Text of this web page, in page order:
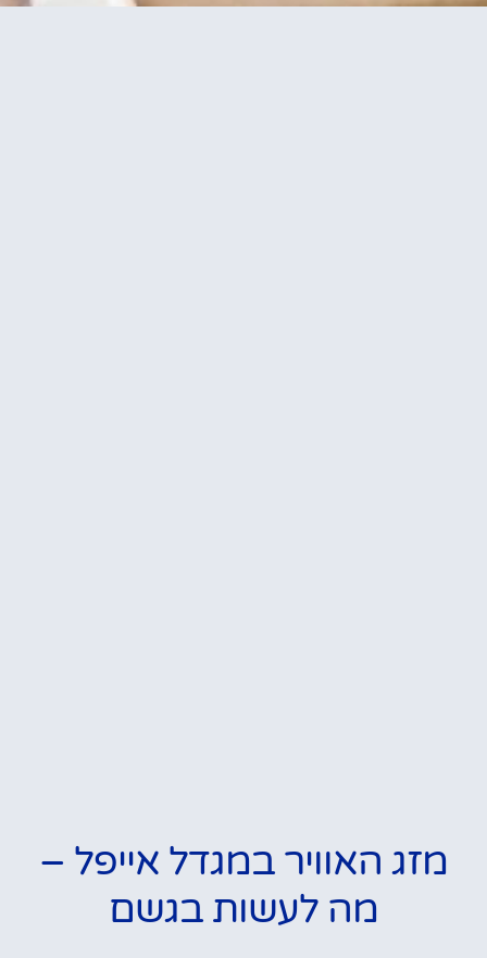
מזג האוויר במגדל אייפל –
מה לעשות בגשם